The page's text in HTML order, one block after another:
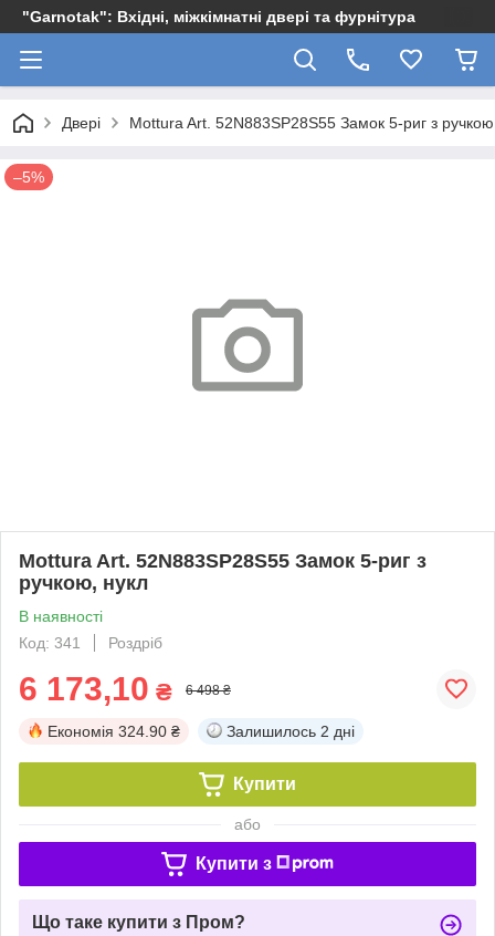
"Garnotak": Вхідні, міжкімнатні двері та фурнітура
Двері Mottura Art. 52N883SP28S55 Замок 5-риг з
–5%
Mottura Art. 52N883SP28S55 Замок 5-риг з
ручкою, нукл
В наявності
Код: 341
Роздріб
6 173,10 ₴ 6 498 ₴
Економія 324.90 ₴ Залишилось 2 дні
Купити
або
Купити з
Що таке купити з Пром?